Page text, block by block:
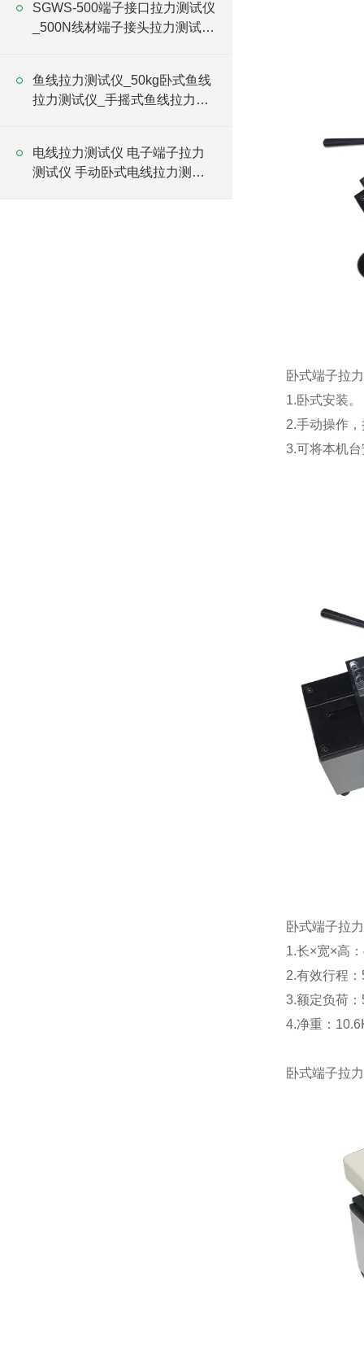
SGWS-500端子接口拉力测试仪
_500N线材端子接头拉力测试仪
鱼线拉力测试仪_50kg卧式鱼线
拉力测试仪_手摇式鱼线拉力试
电线拉力测试仪 电子端子拉力
测试仪 手动卧式电线拉力测试
卧式端子拉
1.卧式安装。
2.手动操作
3.可将本机
卧式端子拉
1.长×宽×高
2.有效行程
3.额定负荷
4.净重：
卧式端子拉